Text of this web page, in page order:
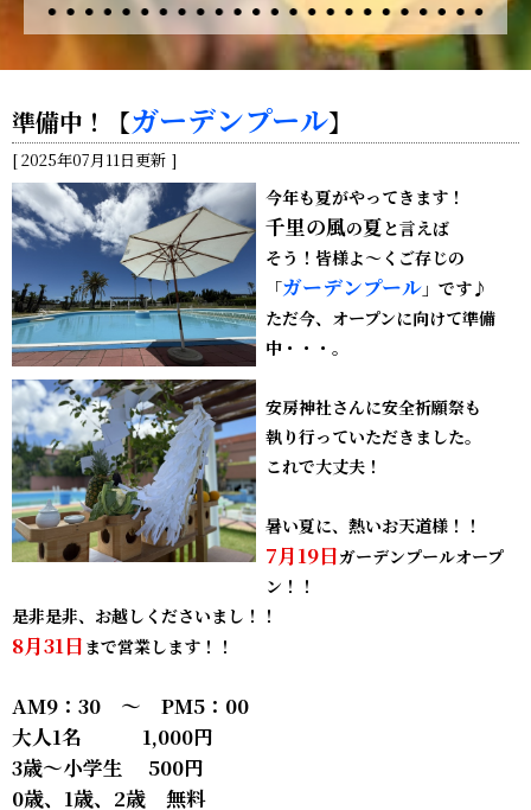
準備中！【ガーデンプール】
2025年07月11日更新
今年も夏がやってきます！
千里の風の夏 と言えば
そう！皆様よ～くご存じの
「ガーデンプール 」です♪
ただ今、オープンに向けて準備
中・・・。
安房神社さんに安全祈願祭も
執り行っていただきました。
これで大丈夫！
暑い夏に、熱いお天道様！！
7月19日ガーデンプールオープ
ン！！
是非是非、お越しくださいまし！！
8月31日 まで営業します！！
AM9：30 ～ PM5：00
大人1名 1,000円
3歳～小学生 500円
0歳、1歳、2歳 無料